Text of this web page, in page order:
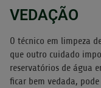
VEDAÇÃO
O técnico em limpeza
que outro cuidado
reservatórios de água
ficar bem vedada,